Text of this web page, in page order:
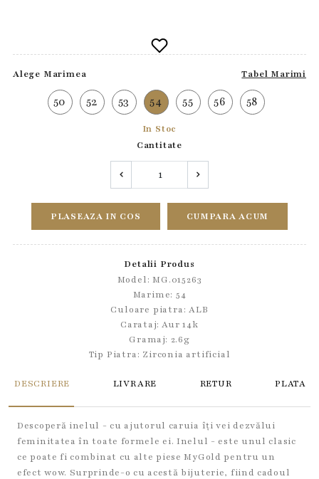
Alege Marimea Tabel Marimi
50 52 53 54 55 56 58
In Stoc
Cantitate
PLASEAZA IN COS CUMPARA ACUM
Detalii Produs
Model: MG.015263
Marime: 54
Culoare piatra: ALB
Carataj: Aur 14k
Gramaj: 2.6g
Tip Piatra: Zirconia artificial
DESCRIERE LIVRARE RETUR PLATA
Descoperă inelul - cu ajutorul caruia îți vei dezvălui
feminitatea în toate formele ei. Inelul - este unul clasic
ce poate fi combinat cu alte piese MyGold pentru un
efect wow. Surprinde-o cu acestă bijuterie, fiind cadoul